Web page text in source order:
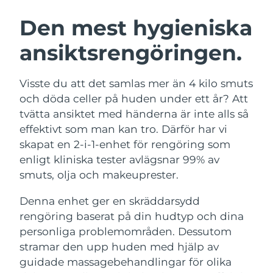
Den mest hygieniska
ansiktsrengöringen.
Visste du att det samlas mer än 4 kilo smuts
och döda celler på huden under ett år? Att
tvätta ansiktet med händerna är inte alls så
effektivt som man kan tro. Därför har vi
skapat en 2-i-1-enhet för rengöring som
enligt kliniska tester avlägsnar 99% av
smuts, olja och makeuprester.
Denna enhet ger en skräddarsydd
rengöring baserat på din hudtyp och dina
personliga problemområden. Dessutom
stramar den upp huden med hjälp av
guidade massagebehandlingar för olika
LUNA™ 4-paket
Anti-aging massage
LUNA™ 4 Plus
Massage, LED heating
LUNA™ 4 Men
For men, anti-aging massage
BEAR™ 2-paket
Microcurrent toning
BEAR™ 2 go
Microcurrent toning on-the-go
BEAR™ 2 eyes & lips
Microcurrent line smoothing device
Återfuktning
UFO™ 3-paket
Deep facial hydration
UFO™ 3 LED
Near-infrared and red light therapy
device
Munvård
issa™ 4
Hybrid silicone sonic toothbrush
issa™ 4 plus
Smart hybrid silicone sonic toothbrush
FAQ™ ANTI-AGING-BEHANDLING
Anti-aging LED-behandlingar
NEW
Australien Förväntad leverans 12/08/2026
Österrike
Förväntad leverans
09/08/2026
Bahrain Förväntad leverans10/08/2026
Belgien
Förväntad leverans
09/08/2026
Bermuda Förväntad leverans
Bosnien och
Hercegovina
Brunei Förväntad leverans14/08/2026
Bulgarien
Förväntad leverans
09/08/2026